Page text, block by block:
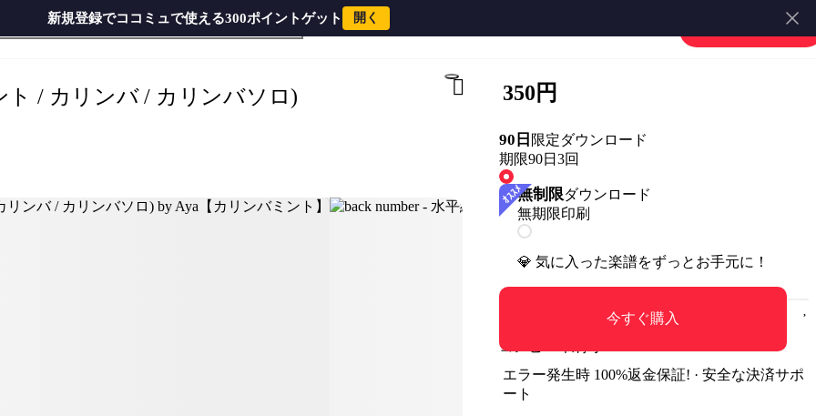
会員登録・ログイン
新規登録でココミュで使える300ポイントゲット 開く
back number - 水平線 (17キーカリンバ用 / カリンバミント / カリンバ / カリンバソロ) by Aya【カリンバミント】
ト / カリンバ / カリンバソロ) 350円
90日 限定ダウンロード
期限90日 3回
無制限ダウンロード
無期限印刷
💎 気に入った楽譜をずっとお手元に！
今すぐ購入
コンビニ印刷可
エラー発生時 100%返金保証! · 安全な決済サポ
ート